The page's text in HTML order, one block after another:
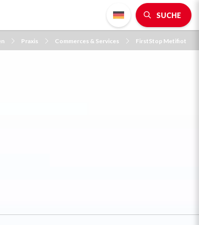
SUCHE
Praxis Commerces & Services FirstStop Metifiot